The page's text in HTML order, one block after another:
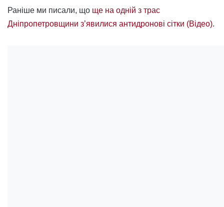
Раніше ми писали, що ще на одній з трас
Дніпропетровщини з’явилися антидронові сітки (Відео).